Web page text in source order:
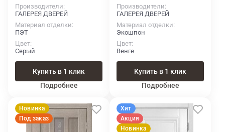
Производители
ГАЛЕРЕЯ ДВЕРЕЙ
Материал отделки
ПЭТ
Цвет
Серый
Купить в 1 клик
Подробнее
Производители
ГАЛЕРЕЯ ДВЕРЕЙ
Материал отделки
Экошпон
Цвет
Венге
Купить в 1 клик
Подробнее
Новинка
Под заказ
Хит
Акция
Новинка